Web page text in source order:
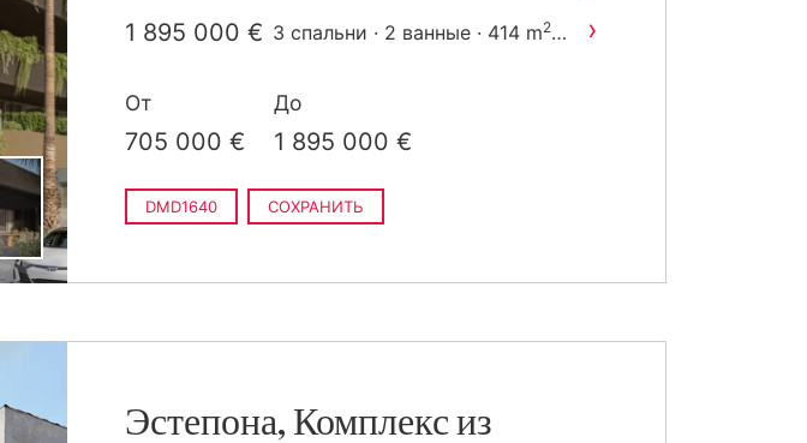
1 895 000 € 3 спальни · 2 ванные · 414 m2 ›
От
705 000 €
До
1 895 000 €
DMD1640 СОХРАНИТЬ
Эстепона, Комплекс из